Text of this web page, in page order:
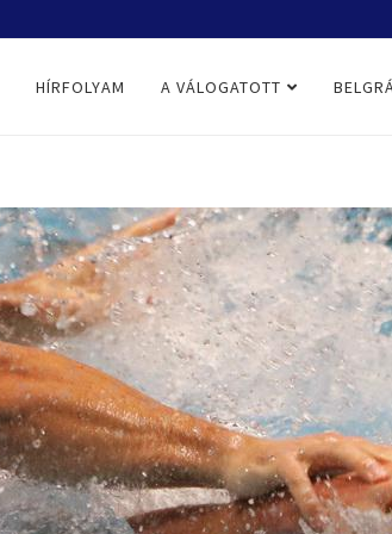
HÍRFOLYAM A VÁLOGATOTT